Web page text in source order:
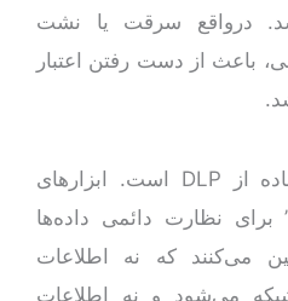
درواقع سرقت یا نشت
باعث از دست رفتن اعتبار
راه‌حل این مسئله، استفاده از DLP است. ابزارهای
نظارت دائمی داده‌ها
می‌کنند که نه اطلاعات
می‌شود و نه اطلاعات